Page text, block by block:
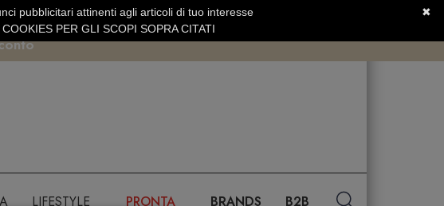
SERVIZIO CLIENTI +39.0773.470.562
LIFESTYLE
PRONTA
BRANDS B2B
✖
pubblicitari attinenti agli articoli di tuo interesse
PER GLI SCOPI SOPRA CITATI